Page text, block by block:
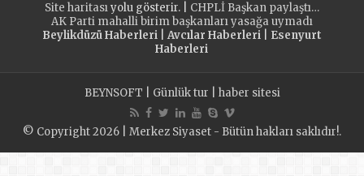
Site haritasıyolu gösterir. | CHPLİ Başkan paylaştı…
AK Parti mahalli birim başkanları yasağa uymadı
Beylikdüzü Haberleri| Avcılar Haberleri| Esenyurt
Haberleri
BEYNSOFT Günlük tur haber sitesi
© Copyright 2026 | Merkez Siyaset - Bütün hakları saklıdır!.